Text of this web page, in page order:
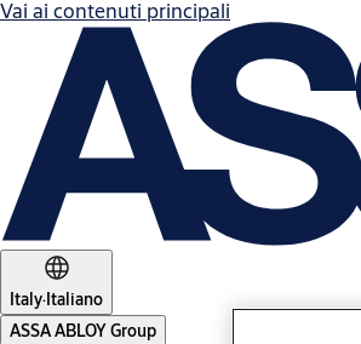
Vai ai contenuti principali
Italy·Italiano
ASSA ABLOY Group